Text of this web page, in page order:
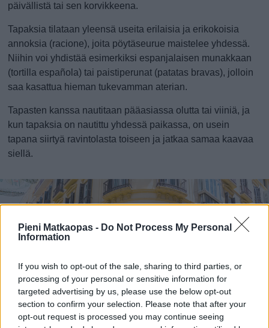
Pieni Matkaopas - Do Not Process My Personal
Information
If you wish to opt-out of the sale, sharing to third parties, or
processing of your personal or sensitive information for
targeted advertising by us, please use the below opt-out
section to confirm your selection. Please note that after your
opt-out request is processed you may continue seeing
päivällistä tai sen korvikkeena.
Tapaksia tilataan yleensä useita erilaisia ja erikokoisia
annoksia (racione), joita pöytäseurue maistelee yhdessä.
Niihin voi yhdistää esimerkiksi espanjalaisen munakkaan
(tortilla española) tai paistiperunat (patatas bravas), jolloin
saa kasattua hieman tukevamman aterian.
Tapasten kanssa nautitaan pääasiassa olutta tai viiniä, ja
kun tapaksia on nautittu yhdessä paikassa, on usein
tapana siirtyä ravintolasta toiseen ja jatkaa samaa kaavaa
siellä.